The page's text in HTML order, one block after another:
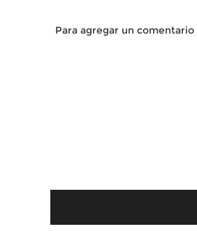
Para agregar un comentario